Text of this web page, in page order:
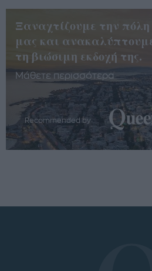
Ξαναχτίζουμε την πόλη
μας και
τη βιώσιμη εκδοχή της.
Μάθετε περισσότερα
Recommended by